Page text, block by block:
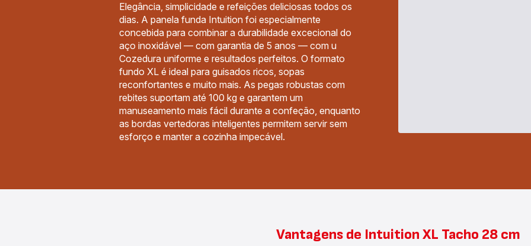
Elegância, simplicidade e refeições deliciosas todos os
dias. A panela funda Intuition foi especialmente
concebida para combinar a durabilidade excecional do
aço inoxidável — com garantia de 5 anos — com u
Cozedura uniforme e resultados perfeitos. O formato
fundo XL é ideal para guisados ricos, sopas
reconfortantes e muito mais. As pegas robustas com
rebites suportam até 100 kg e garantem um
manuseamento mais fácil durante a confeção, enquanto
as bordas vertedoras inteligentes permitem servir sem
esforço e manter a cozinha impecável.
Vantagens de Intuition XL Tacho 28 cm